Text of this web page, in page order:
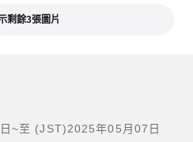
剩餘3張圖片
~至 (JST)2025年05月07日